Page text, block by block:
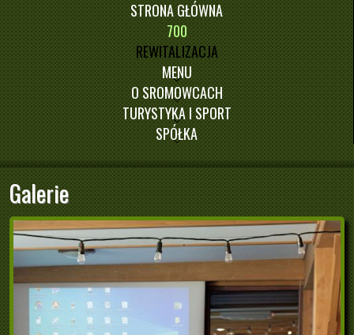
STRONA GŁÓWNA
700
REWITALIZACJA
MENU
O SROMOWCACH
TURYSTYKA I SPORT
SPÓŁKA
Galerie